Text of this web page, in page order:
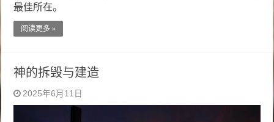
最佳所在。
阅读更多 »
神的拆毁与建造
2025年6月11日